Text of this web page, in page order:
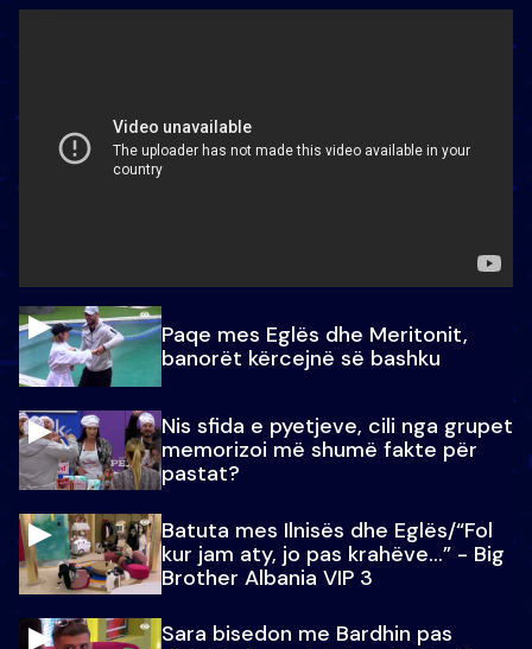
Paqe mes Eglës dhe Meritonit,
banorët kërcejnë së bashku
Nis sfida e pyetjeve, cili nga grupet
memorizoi më shumë fakte për
pastat?
Batuta mes Ilnisës dhe Eglës/“Fol
kur jam aty, jo pas krahëve…” - Big
Brother Albania VIP 3
Sara bisedon me Bardhin pas